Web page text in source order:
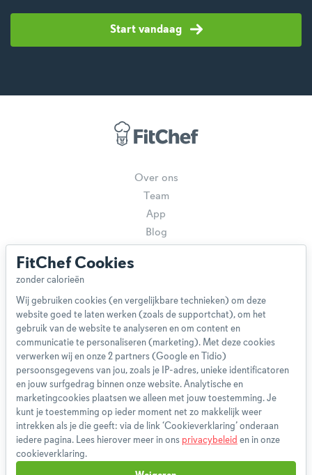
Start vandaag
Over ons
Team
App
Blog
Gebruikersvoorwaarden
Privacybeleid
Cookieverklaring
Betaalmethoden
Klachtenprocedure
Bestelling herroepen
Partnerprogramma
Boeken
FAQ
FitChef Cookies
Wij gebruiken cookies (en vergelijkbare technieken) om deze
website goed te laten werken (zoals de supportchat), om het
gebruik van de website te analyseren en om content en
communicatie te personaliseren (marketing). Met deze cookies
verwerken wij en onze 2 partners (Google en Tidio)
persoonsgegevens van jou, zoals je IP-adres, unieke identificatoren
en jouw surfgedrag binnen onze website. Analytische en
marketingcookies plaatsen we alleen met jouw toestemming. Je
kunt je toestemming op ieder moment net zo makkelijk weer
intrekken als je die geeft: via de link ‘Cookieverklaring’ onderaan
iedere pagina. Lees hierover meer in ons privacybeleid en in onze
cookieverklaring.